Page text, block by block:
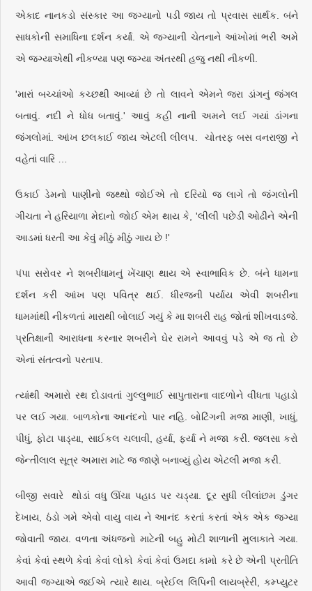
એકાદ નાનકડો સંસ્કાર આ જગ્યાનો પડી જાય તો પ્રવાસ સાર્થક. બંને
સાધકોની સમાધિના દર્શન કર્યાં. એ જગ્યાની ચેતનાને આંખોમાં ભરી અમે
એ જગ્યાએથી નીકળ્યા પણ જગ્યા અંતરથી હજુ નથી નીકળી.
'મારાં બચ્ચાંઓ કચ્છથી આવ્યાં છે તો લાવને એમને જરા ડાંગનું જંગલ
બતાવું. નદી ને ધોધ બતાવું.' આવું કહી નાની અમને લઈ ગયાં ડાંગના
જંગલોમાં. આંખ છલકાઈ જાય એટલી લીલપ. ચોતરફ બસ વનરાજી ને
વહેતાં વારિ …
ઉકાઈ ડેમનો પાણીનો જથ્થો જોઈએ તો દરિયો જ લાગે તો જંગલોની
ગીચતા ને હરિયાળા મેદાનો જોઈ એમ થાય કે, 'લીલી પછેડી ઓઢીને એની
આડમાં ધરતી આ કેવું મીઠું મીઠું ગાય છે !'
પંપા સરોવર ને શબરીધામનું ખેંચાણ થાય એ સ્વાભાવિક છે. બંને ધામના
દર્શન કરી આંખ પણ પવિત્ર થઈ. ધીરજની પર્યાય એવી શબરીના
ધામમાંથી નીકળતાં મારાથી બોલાઈ ગયું કે મા શબરી રાહ જોતાં શીખવાડજે.
પ્રતિક્ષાની આરાધના કરનાર શબરીને ઘેર રામને આવવું પડે એ જ તો છે
એનાં સંતત્વનો પરતાપ.
ત્યાંથી અમારો રથ દોડાવતાં ગુલ્લુભાઈ સાપુતારાના વાદળોને વીંધતા પહાડો
પર લઈ ગયા. બાળકોના આનંદનો પાર નહિ. બોટિંગની મજા માણી, ખાધું,
પીધું, ફોટા પાડ્યા, સાઈકલ ચલાવી, હર્યા, ફર્યા ને મજા કરી. જલસા કરો
જેન્તીલાલ સૂત્ર અમારા માટે જ જાણે બનાવ્યું હોય એટલી મજા કરી.
બીજી સવારે થોડાં વધુ ઊંચા પહાડ પર ચડ્યા. દૂર સુધી લીલાંછમ ડુંગર
દેખાય, ઠંડો ગમે એવો વાયુ વાય ને આનંદ કરતાં કરતાં એક એક જગ્યા
જોવાતી જાય. વળતા અંધજનો માટેની બહુ મોટી શાળાની મુલાકાતે ગયા.
કેવાં કેવાં સ્થળે કેવાં કેવાં લોકો કેવાં કેવાં ઉમદા કામો કરે છે એની પ્રતીતિ
આવી જગ્યાએ જઈએ ત્યારે થાય. બ્રેઈલ લિપિની લાયબ્રેરી, કમ્પ્યુટર